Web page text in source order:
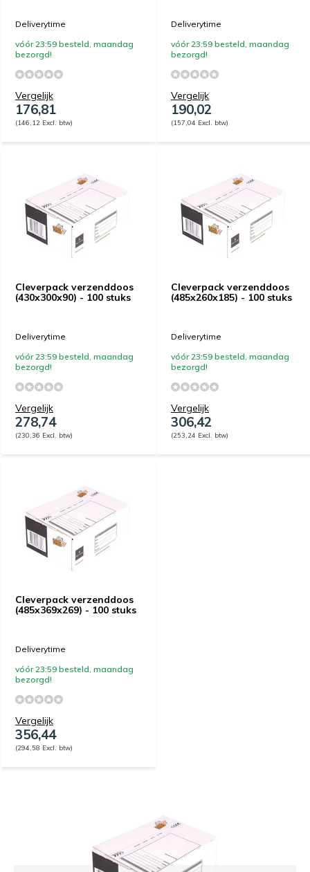
Deliverytime
vóór 23:59 besteld, maandag
bezorgd!
Vergelijk
176,81
(146,12 Excl. btw)
Deliverytime
vóór 23:59 besteld, maandag
bezorgd!
Vergelijk
190,02
(157,04 Excl. btw)
Cleverpack verzenddoos
(430x300x90) - 100 stuks
Deliverytime
vóór 23:59 besteld, maandag
bezorgd!
Vergelijk
278,74
(230,36 Excl. btw)
Cleverpack verzenddoos
(485x260x185) - 100 stuks
Deliverytime
vóór 23:59 besteld, maandag
bezorgd!
Vergelijk
306,42
(253,24 Excl. btw)
Cleverpack verzenddoos
(485x369x269) - 100 stuks
Deliverytime
vóór 23:59 besteld, maandag
bezorgd!
Vergelijk
356,44
(294,58 Excl. btw)